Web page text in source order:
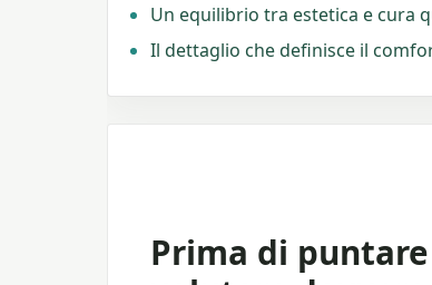
Un equilibrio tra estetica e cura
Il dettaglio che definisce il
Prima di